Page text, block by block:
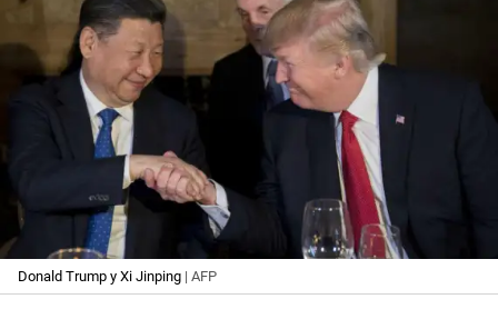
Donald Trump y Xi Jinping | AFP